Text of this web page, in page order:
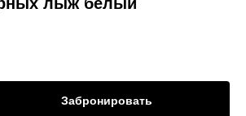
Забронировать